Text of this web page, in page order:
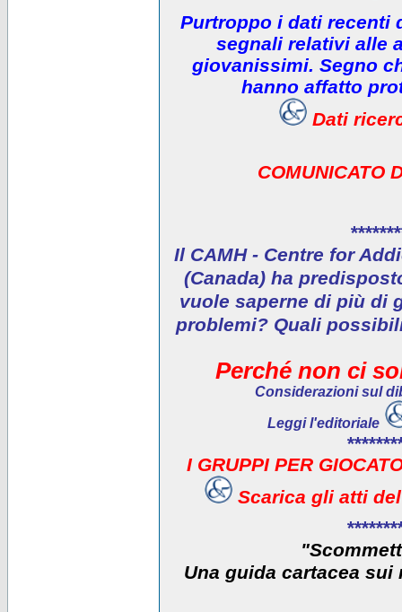
Purtroppo i dati recenti
segnali relativi alle
giovanissimi. Segno
hanno affatto
Dati
COMUNICATO
Il CAMH - Centre for
(Canada) ha
vuole saperne di più di
problemi? Quali
Perché non ci
Considerazioni sul
Leggi l'editoriale
I GRUPPI PER
Scarica gli atti
Una guida cartacea